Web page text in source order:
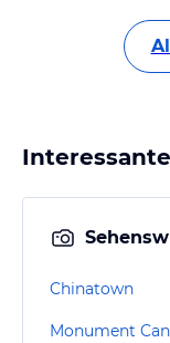
Chinatown
Monument